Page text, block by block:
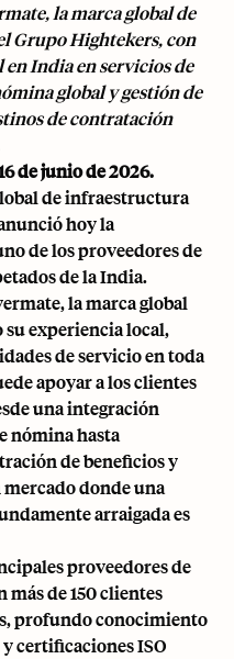
la marca global de
Grupo Hightekers, con
India en servicios de
global y gestión de
de contratación
de junio de 2026.
de infraestructura
hoy la
de los proveedores de
de la India.
la marca global
su experiencia local,
de servicio en toda
apoyar a los clientes
una integración
nómina hasta
de beneficios y
donde una
arraigada es
proveedores de
más de 150 clientes
profundo conocimiento
certificaciones ISO